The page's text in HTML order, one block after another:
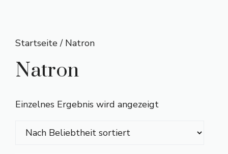
Startseite/ Natron
Natron
Einzelnes Ergebnis wird angezeigt